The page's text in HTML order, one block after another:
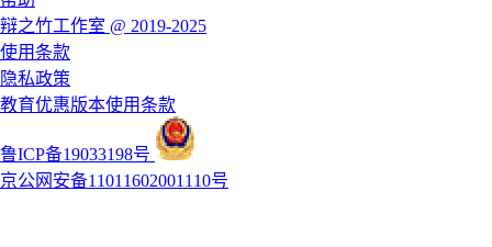
辩之竹工作室 @ 2019-2025
使用条款
隐私政策
教育优惠版本使用条款
鲁ICP备19033198号
京公网安备11011602001110号